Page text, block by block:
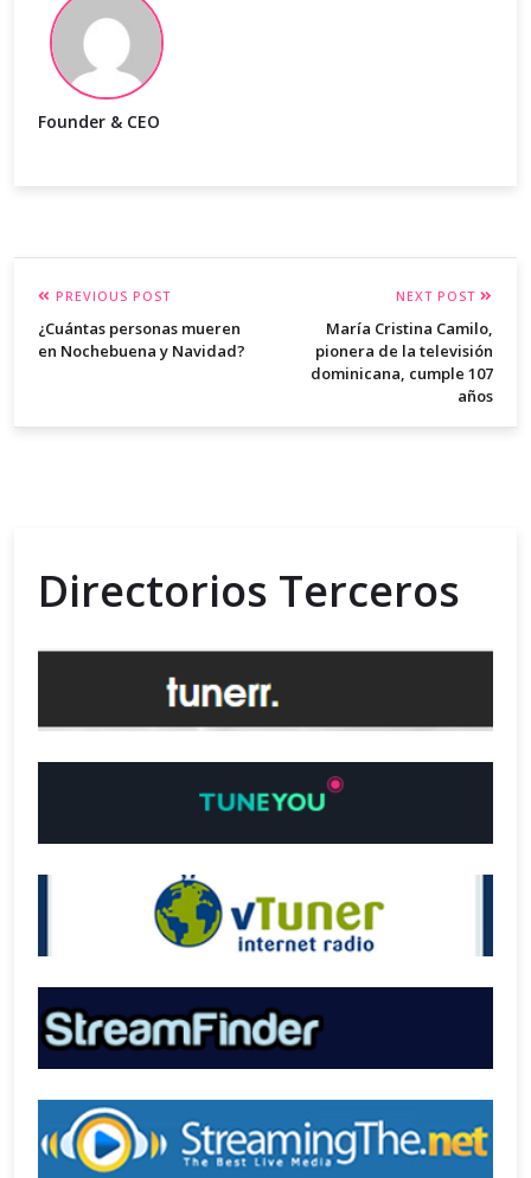
Founder & CEO
PREVIOUS POST
¿Cuántas personas mueren
en Nochebuena y Navidad?
NEXT POST
María Cristina Camilo,
pionera de la televisión
dominicana, cumple 107
años
Directorios Terceros